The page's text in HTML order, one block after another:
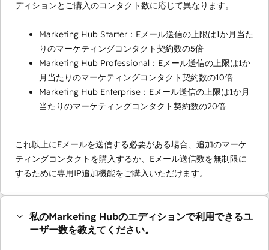
ディションとご購入のコンタクト数に応じて異なります。
Marketing Hub Starter：Eメール送信の上限は1か月当た
りのマーケティングコンタクト契約数の5倍
Marketing Hub Professional：Eメール送信の上限は1か
月当たりのマーケティングコンタクト契約数の10倍
Marketing Hub Enterprise：Eメール送信の上限は1か月
当たりのマーケティングコンタクト契約数の20倍
これ以上にEメールを送信する必要がある場合、追加のマーケ
ティングコンタクトを購入するか、Eメール送信数を無制限に
するために専用IP追加機能をご購入いただけます。
私のMarketing Hubのエディションで利用できるユ
ーザー数を教えてください。